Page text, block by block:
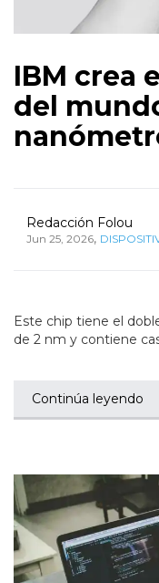
IBM crea
del
Redacción Folou
Jun 25, 2026,
Este chip tiene el
de 2 nm y contiene
Continúa leyendo